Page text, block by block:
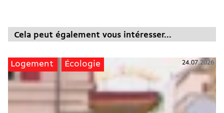
Cela peut également vous intéresser...
Logement Écologie 24.07.2026